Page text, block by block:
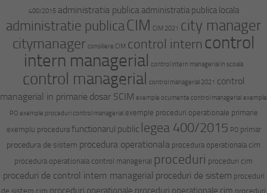
400/2015 administratia publica administratia publica locala
administratie publicaCIM CIM 2021 city manager
citymanager consiliere CIM control intern control
intern managerial control intern managerial in scoala
control managerial control managerial 2021 control
managerial in primarie dosar SCIM exemple ocumente control managerial exemple
PO exemple proceduri control managerial exemple proceduri operationale primarie
exemplu procedura functionarul public legea 400/2015 PO primar
procedura de sistem procedura operationala procedura operationala cim
procedura operationala control managerial proceduri proceduri cim
proceduri de control intern managerial proceduri de sistem proceduri
de sistem cim proceduri operationale proceduri operationale cim proceduri